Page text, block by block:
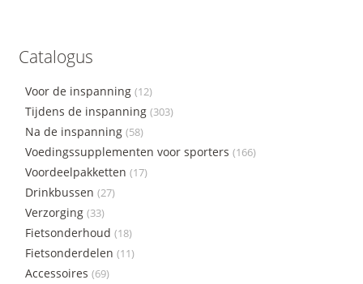
Catalogus
Voor de inspanning (12)
Tijdens de inspanning (303)
Na de inspanning (58)
Voedingssupplementen voor sporters (166)
Voordeelpakketten (17)
Drinkbussen (27)
Verzorging (33)
Fietsonderhoud (18)
Fietsonderdelen (11)
Accessoires (69)